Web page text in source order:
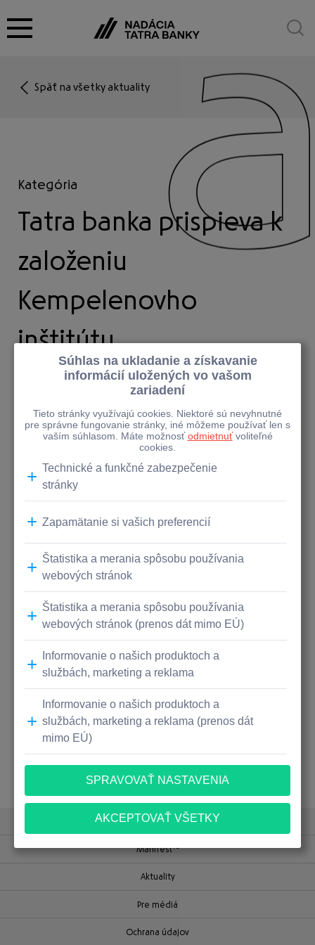
Cena za umenie
Partnerstvá
Zamestnanecké granty
Späť na všetky aktuality
Kategória
Tatra banka prispieva k
založeniu
Kempelenovho
inštitútu
18. 8. 2020
Tatra banka spolu s ďalšími partnermi zo súkromného
sektora vložila peniaze do vzniku nového IT inštitútu.
Kempelenov inštitút inteligentných technológií v sebe
spája témy, ktoré nás dlhodobo profilujú a považujeme
ich za strategicky kľúčové: vzdelanie, digitálne inovácie a
zotrvanie mimoriadnych talentov na Slovensku.
Je pre nás česť byť pri založení tejto výnimočnej
bolo Slovensko vyspelou znalostnou ekonomikou.
Oficiálna stránka Kempelenovho inštitútu
inteligentných technológií
Facebook
Messenger
WhatsApp
Email
novšie
Umenie je dar
Manifest
Aktuality
Pre médiá
Ochrana údajov